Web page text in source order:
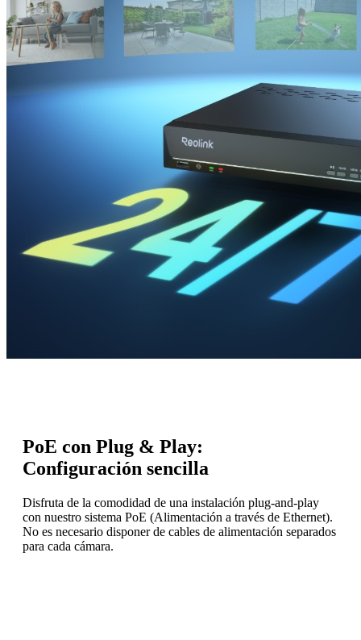
PoE con Plug & Play:
Configuración sencilla
Disfruta de la comodidad de una instalación plug-and-play
con nuestro sistema PoE (Alimentación a través de Ethernet).
No es necesario disponer de cables de alimentación separados
para cada cámara.